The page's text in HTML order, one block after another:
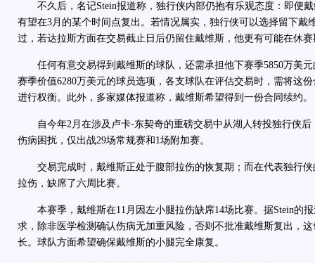
不久后，名记Stein报道称，独行侠内部仍抱有乐观态度：即便戴
有望在3月的某个时间点复出。若情况属实，独行侠可以选择留下戴
过，若达拉斯方面在交易截止日后仍留住戴维斯，他更有可能在休
任何有意交易得到戴维斯的球队，还需承担他下赛季5850万美元
赛季价值6280万美元的球员选项，各支球队在评估交易时，需将这
进行权衡。此外，多家媒体报道称，戴维斯希望得到一份合同续约。
自今年2月在涉及卢卡-东契奇的重磅交易中从湖人转投独行侠后
伤病困扰，仅出战29场常规赛和1场附加赛。
交易完成时，戴维斯正处于腹部拉伤的恢复期；而在代表独行侠
拉伤，缺席了六周比赛。
本赛季，戴维斯在11月因左小腿拉伤缺席14场比赛。据Stein的报
求，除非医学检测确认伤病无加重风险，否则不批准戴维斯复出，
长。球队方面希望确保戴维斯的小腿完全康复。